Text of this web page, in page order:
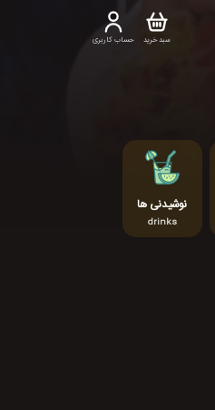
حساب کاربری سبد خرید
نوشیدنی ها
drinks